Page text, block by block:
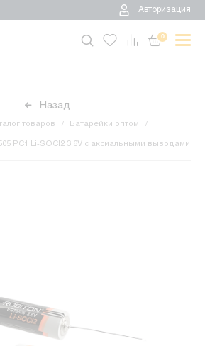
Авторизация
0
Назад
товаров
Батарейки оптом
PC1 Li-SOCl2 3.6V с аксиальными выводами